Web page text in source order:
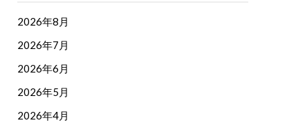
2026年8月
2026年7月
2026年6月
2026年5月
2026年4月